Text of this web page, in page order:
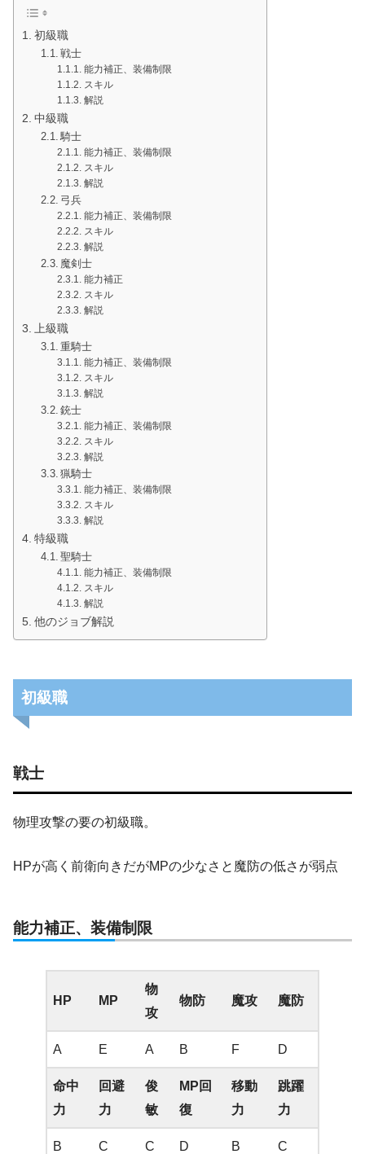
初級職
戦士
能力補正、装備制限
スキル
解説
中級職
騎士
能力補正、装備制限
スキル
解説
弓兵
能力補正、装備制限
スキル
解説
魔剣士
能力補正
スキル
解説
上級職
重騎士
能力補正、装備制限
スキル
解説
銃士
能力補正、装備制限
スキル
解説
猟騎士
能力補正、装備制限
スキル
解説
特級職
聖騎士
能力補正、装備制限
スキル
解説
他のジョブ解説
初級職
戦士
物理攻撃の要の初級職。
HPが高く前衛向きだがMPの少なさと魔防の低さが弱点
能力補正、装備制限
HP MP
物
攻
物防 魔攻 魔防
A E A B F D
命中
力
回避
力
俊
敏
MP回
復
移動
力
跳躍
力
B C C D B C